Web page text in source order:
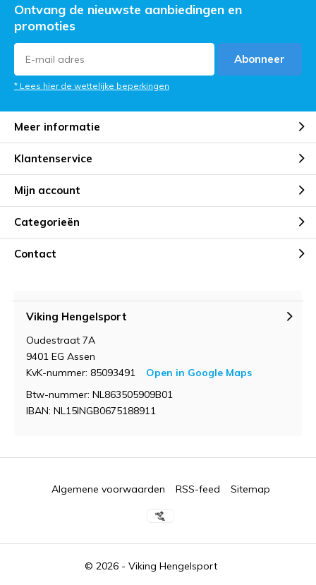
Ontvang de nieuwste aanbiedingen en
promoties
Abonneer
* Lees hier de wettelijke beperkingen
Meer informatie
Klantenservice
Mijn account
Categorieën
Contact
Viking Hengelsport
Oudestraat 7A
9401 EG Assen
KvK-nummer: 85093491
Open in Google Maps
Btw-nummer: NL863505909B01
IBAN: NL15INGB0675188911
© 2026 - Viking Hengelsport
Algemene voorwaarden RSS-feed Sitemap